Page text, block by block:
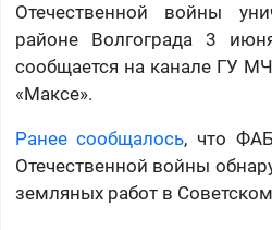
Отечественной войны
районе Волгограда 3
сообщается на канале ГУ
«Максе».
Ранее сообщалось, что
Отечественной войны
земляных работ в